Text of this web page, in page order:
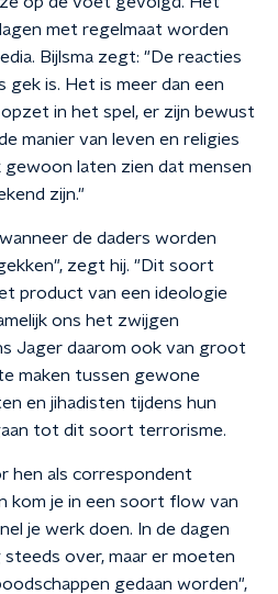
met regelmaat worden
Bijlsma zegt: "De reacties
gek is. Het is meer dan een
in het spel, er zijn bewust
manier van leven en religies
gewoon laten zien dat mensen
zijn."
de daders worden
zegt hij. "Dit soort
product van een ideologie
ons het zwijgen
Jager daarom ook van groot
maken tussen gewone
en jihadisten tijdens hun
tot dit soort terrorisme.
hen als correspondent
kom je in een soort flow van
je werk doen. In de dagen
over, maar er moeten
gedaan worden",